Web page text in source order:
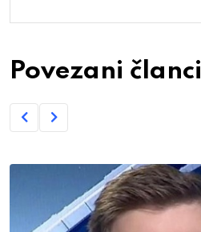
Povezani članci